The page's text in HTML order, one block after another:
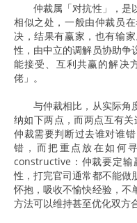
仲裁属「对抗性」，是
相似之处，一般由仲裁员
决，结果有赢家，也有输
性，由中立的调解员协助争
能接受、互利共赢的解决
佬」。
与仲裁相比，从实际角
纳如下两点，而两点互有
仲裁需要判断过去谁对谁
错，而把重点放在如何
constructive：仲裁要定输
性，打完官司通常都不能做
怀抱，吸收不愉快经验，不
方法可以维持甚至优化双方